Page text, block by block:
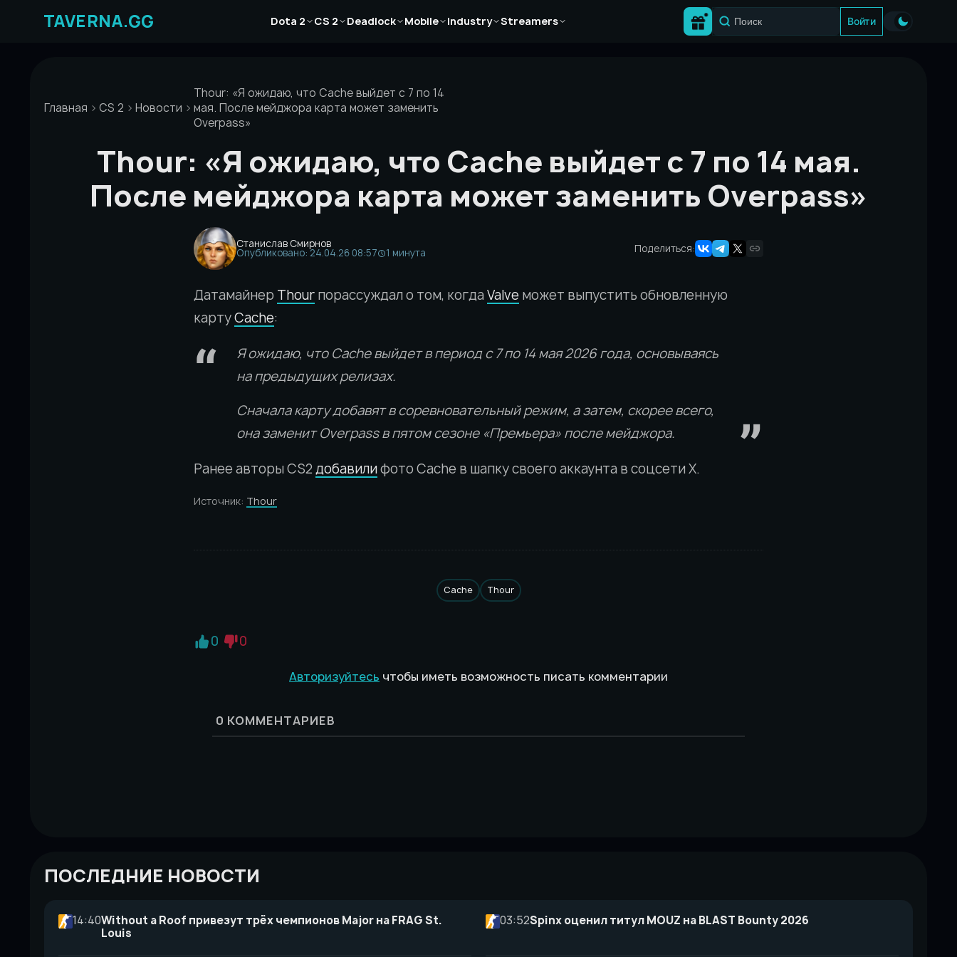
Dota 2
Статьи CS 2
СтатьиDeadlock
Статьи
Mobile
Статьи Industry
Статьи
Streamers
Статьи
Войти
Главная CS 2 Новости
Thour: «Я ожидаю, что Cache выйдет с 7 по 14
мая. После мейджора карта может заменить
Overpass»
Thour: «Я ожидаю, что Cache выйдет с 7 по 14 мая.
После мейджора карта может заменить Overpass»
Станислав Смирнов
Опубликовано: 24.04.26 08:57 1 минута Поделиться:
Датамайнер Thour порассуждал о том, когда Valve может выпустить обновленную
картуCache:
Я ожидаю, что Cache выйдет в период с 7 по 14 мая 2026 года, основываясь
на предыдущих релизах.
Сначала карту добавят в соревновательный режим, а затем, скорее всего,
она заменит Overpass в пятом сезоне «Премьера» после мейджора.
Ранее авторы CS2 добавилифото Cache в шапку своего аккаунта в соцсети X.
Источник: Thour
Cache Thour
0 0
Авторизуйтесь чтобы иметь возможность писать комментарии
0 КОММЕНТАРИЕВ
ПОСЛЕДНИЕ НОВОСТИ
14:40Without a Roof привезут трёх чемпионов Major на FRAG St.
Louis
03:52Spinx оценил титул MOUZ на BLAST Bounty 2026